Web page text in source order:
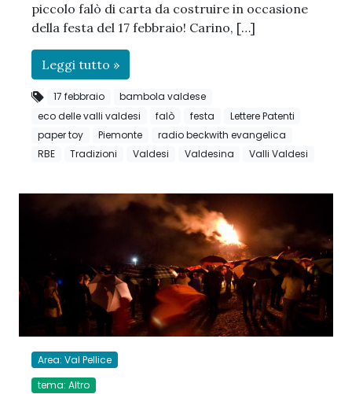
piccolo falò di carta da costruire in occasione
della festa del 17 febbraio! Carino, […]
Leggi tutto »
17 febbraio
bambola valdese
eco delle valli valdesi
falò festa
Lettere Patenti
paper toy
Piemonte
radio beckwith evangelica
RBE
Tradizioni Valdesi Valdesina Valli Valdesi
Area: Val Pellice
tema: Altro